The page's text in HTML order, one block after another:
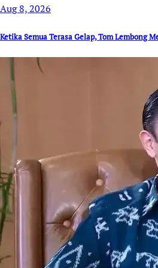
Aug 8, 2026
Ketika Semua Terasa Gelap, Tom Lembong